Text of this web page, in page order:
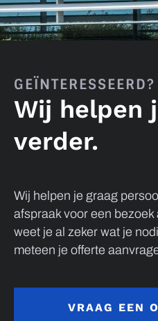
GEÏNTERESSEERD?
Wij helpen
verder.
Wij helpen je graag
afspraak voor een bezoek
weet je al zeker wat je
meteen je offerte
VRAAG EEN